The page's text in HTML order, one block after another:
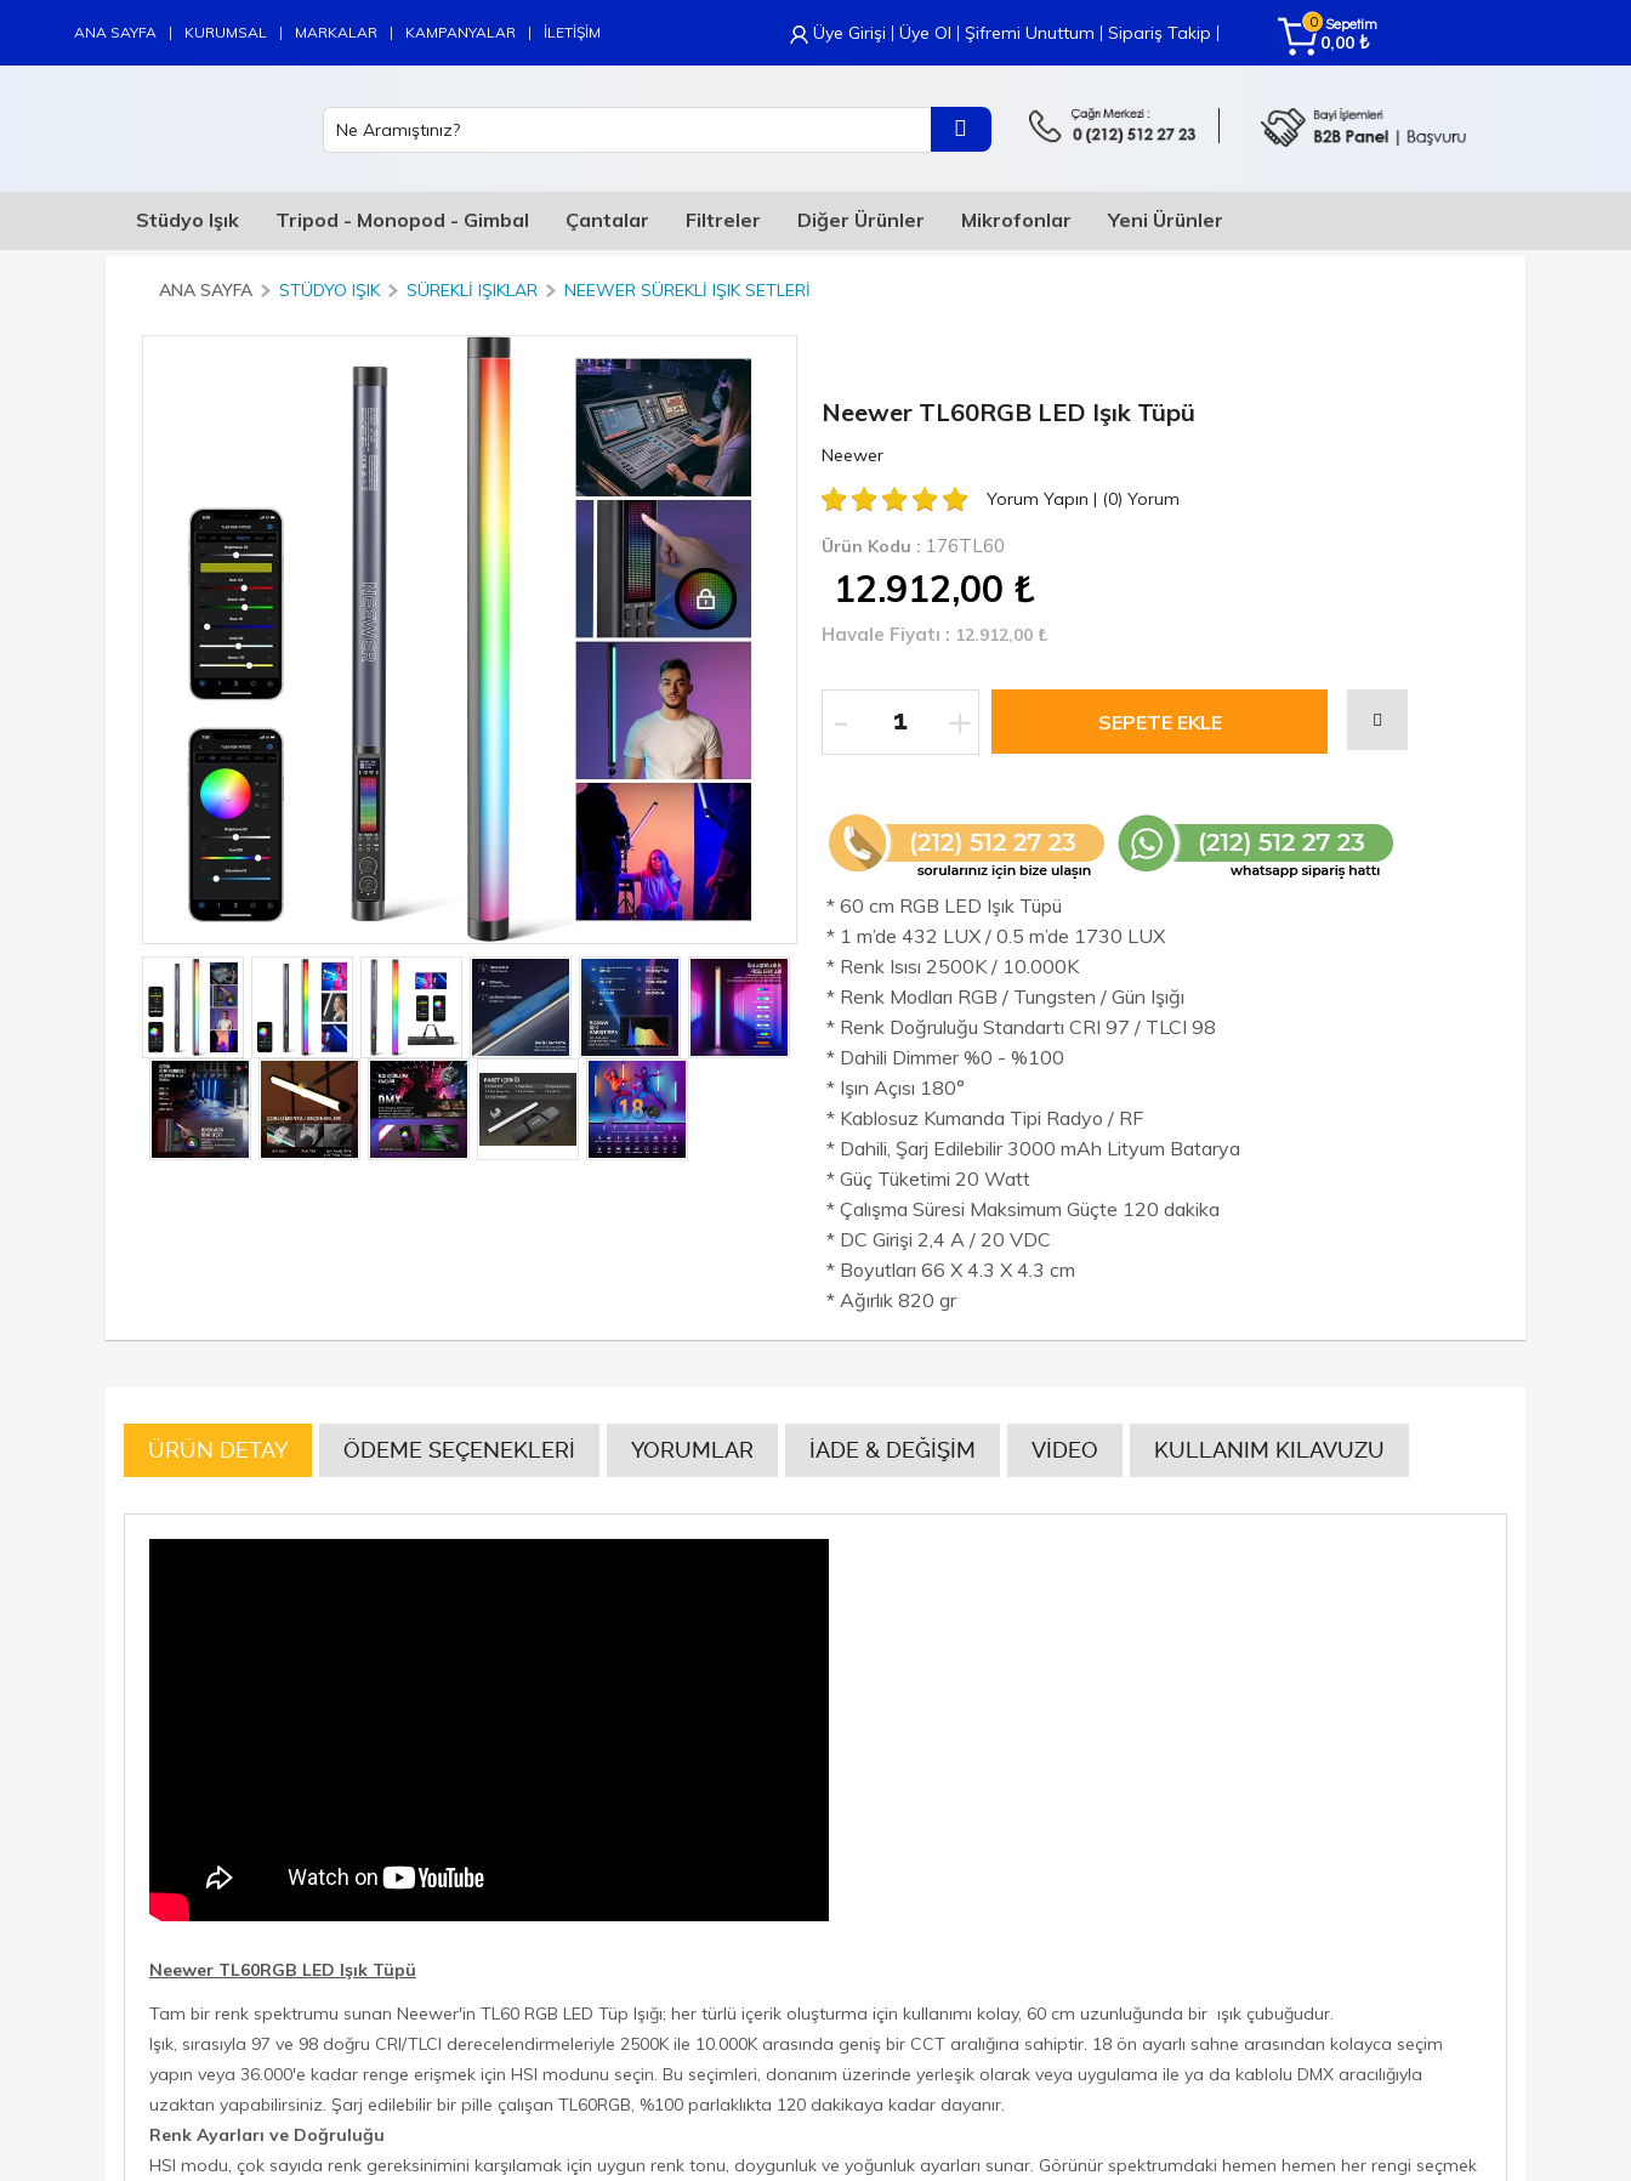
ANA SAYFA | KURUMSAL | MARKALAR | KAMPANYALAR | İLETİŞİM Üye Girişi | Üye Ol | Şifremi Unuttum | Sipariş Takip | 0 Sepetim
0,00 ₺
Stüdyo Işık Tripod - Monopod - Gimbal Çantalar Filtreler Diğer Ürünler Mikrofonlar Yeni Ürünler
ANA SAYFA STÜDYO IŞIK SÜREKLI IŞIKLAR NEEWER SÜREKLI IŞIK SETLERI
Neewer TL60RGB LED Işık Tüpü
Neewer
Yorum Yapın | (0) Yorum
Ürün Kodu : 176TL60
12.912,00 ₺
Havale Fiyatı : 12.912,00 ₺
+
-
* 60 cm RGB LED Işık Tüpü
* 1 m’de 432 LUX / 0.5 m’de 1730 LUX
* Renk Isısı 2500K / 10.000K
* Renk Modları RGB / Tungsten / Gün Işığı
* Renk Doğruluğu Standartı CRI 97 / TLCI 98
* Dahili Dimmer %0 - %100
* Işın Açısı 180°
* Kablosuz Kumanda Tipi Radyo / RF
* Dahili, Şarj Edilebilir 3000 mAh Lityum Batarya
* Güç Tüketimi 20 Watt
* Çalışma Süresi Maksimum Güçte 120 dakika
* DC Girişi 2,4 A / 20 VDC
* Boyutları 66 X 4.3 X 4.3 cm
* Ağırlık 820 gr
ÜRÜN DETAY ÖDEME SEÇENEKLERİ YORUMLAR İADE & DEĞİŞİM VİDEO KULLANIM KILAVUZU
Neewer TL60RGB LED Işık Tüpü
Tam bir renk spektrumu sunan Neewer'in TL60 RGB LED Tüp Işığı; her türlü içerik oluşturma için kullanımı kolay, 60 cm uzunluğunda bir ışık çubuğudur.
Işık, sırasıyla 97 ve 98 doğru CRI/TLCI derecelendirmeleriyle 2500K ile 10.000K arasında geniş bir CCT aralığına sahiptir. 18 ön ayarlı sahne arasından kolayca seçim
yapın veya 36.000'e kadar renge erişmek için HSI modunu seçin. Bu seçimleri, donanım üzerinde yerleşik olarak veya uygulama ile ya da kablolu DMX aracılığıyla
uzaktan yapabilirsiniz. Şarj edilebilir bir pille çalışan TL60RGB, %100 parlaklıkta 120 dakikaya kadar dayanır.
Renk Ayarları ve Doğruluğu
HSI modu, çok sayıda renk gereksinimini karşılamak için uygun renk tonu, doygunluk ve yoğunluk ayarları sunar. Görünür spektrumdaki hemen hemen her rengi seçmek